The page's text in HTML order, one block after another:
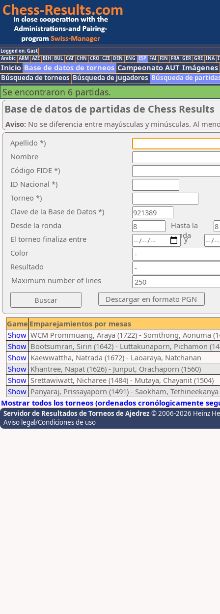
Logged on: Gast
Arabic ARM AZE BIH BUL CAT CHN CRO CZE DEN ENG ESP FAI FIN FRA GER GRE INA
Inicio Base de datos de torneos Campeonato AUT Imágenes
Búsqueda de torneos Búsqueda de jugadores Búsqueda de
Se encontraron 6 partidas.
Base de datos de partidas de Chess Results
Aviso: No se diferencia entre mayúsculas y minúsculas. Al
Apellido *)
Nombre
Código FIDE *)
ID Nacional *)
Torneo *)
Clave de la Base de Datos *)
Desde la ronda
Hasta la
ronda
El torneo finaliza entre
Color
Resultado
y
Maximum number of lines
Game Emparejamientos por mesas
Show WCM Prommuang, Araya (1722) - Somthong, Aonuma
Show Bootsumran, Sirin (1642) - Luttakunaporn, Pichamon
Show Kaewwattha, Natrada (1672) - Laoaraya, Natchanan
Show Khantree, Napat (1626) - Junput, Orachaporn (1560)
Show Srettawiwatt, Nicharee (1484) - Mutaya, Chayanit (1504)
Show Panyaraj, Prissayaporn (1491) - Saokham, Tethineekanya
Mostrar todos los torneos (ordenados cronólogicamente
Servidor de Resultados de Torneos de Ajedrez © 2006-2026 Heinz
Aviso legal/Condiciones de uso